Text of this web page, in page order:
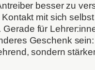
besser zu
mit sich
Gerade für
Geschenk
sondern